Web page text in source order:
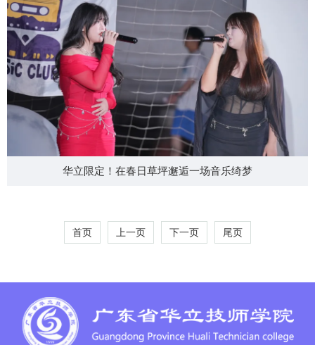
华立限定！在春日草坪邂逅一场音乐绮梦
首页 上一页 下一页 尾页